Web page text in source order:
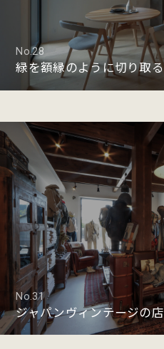
No.28
No.31
ジャパンヴィンテージの